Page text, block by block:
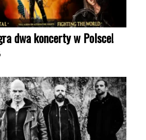
dwa koncerty w Polsce!